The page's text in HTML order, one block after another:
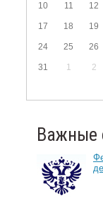
10 11 12
17 18 19
24 25 26
31 1 2
Важные